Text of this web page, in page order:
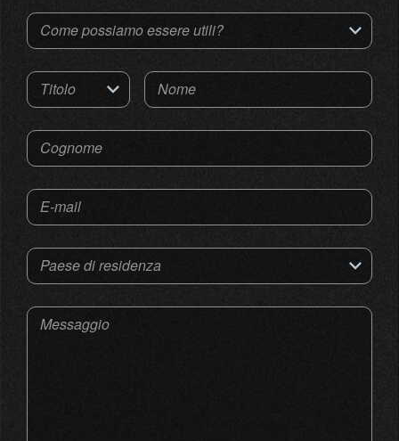
Come possiamo essere utili?
Titolo Nome
Cognome
E-mail
Paese di residenza
Messaggio